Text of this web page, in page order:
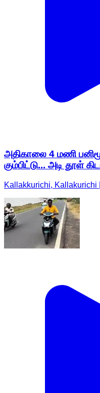
அதிகாலை 4 மணி
கும்பிட்டு... அடி தூள்
Kallakkurichi, Kallakurichi